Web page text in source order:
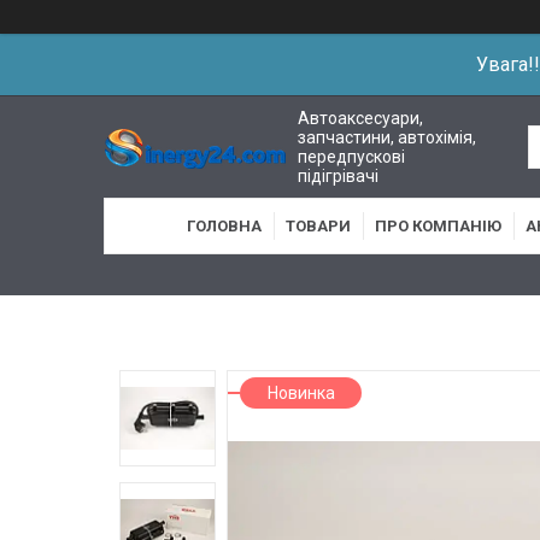
Автоаксесуари,
запчастини, автохімія,
передпускові
підігрівачі
ГОЛОВНА ТОВАРИ ПРО КОМПАНІЮ
Новинка